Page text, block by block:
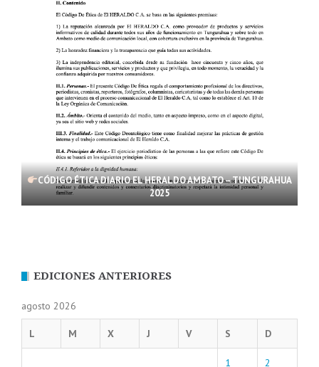
CÓDIGO ÉTICA DIARIO EL HERALDO AMBATO – TUNGURAHUA
2025
EDICIONES ANTERIORES
agosto 2026
L M X J V S D
1 2